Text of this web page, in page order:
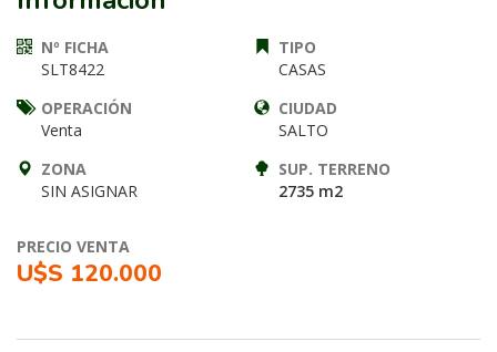
Nº FICHA
SLT8422
TIPO
CASAS
OPERACIÓN
Venta
CIUDAD
SALTO
ZONA
SIN ASIGNAR
SUP. TERRENO
2735 m2
PRECIO VENTA
U$S 120.000